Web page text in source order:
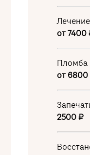
от 7400
Пломба
от 6800
2500 ₽